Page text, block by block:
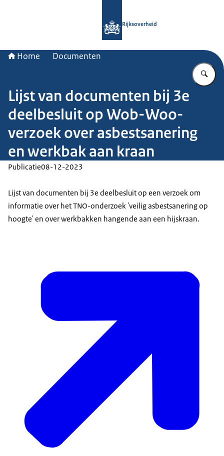
Rijksoverheid
Home Documenten
Lijst van documenten bij 3e
deelbesluit op Wob-Woo-
verzoek over asbestsanering
en werkbak aan kraan
Publicatie08-12-2023
Lijst van documenten bij 3e deelbesluit op een verzoek om
informatie over het TNO-onderzoek 'veilig asbestsanering op
hoogte' en over werkbakken hangende aan een hijskraan.